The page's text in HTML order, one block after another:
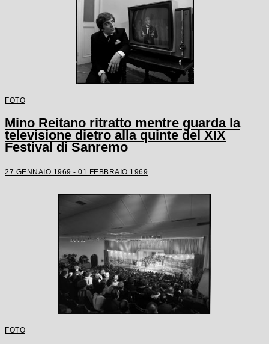
FOTO
Mino Reitano ritratto mentre guarda la
televisione dietro alla quinte del XIX
Festival di Sanremo
27 GENNAIO 1969 - 01 FEBBRAIO 1969
FOTO